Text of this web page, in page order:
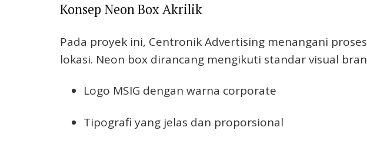
Konsep Neon Box Akrilik
Pada proyek ini, Centronik Advertising menangani
lokasi. Neon box dirancang mengikuti standar visual
Logo MSIG dengan warna corporate
Tipografi yang jelas dan proporsional